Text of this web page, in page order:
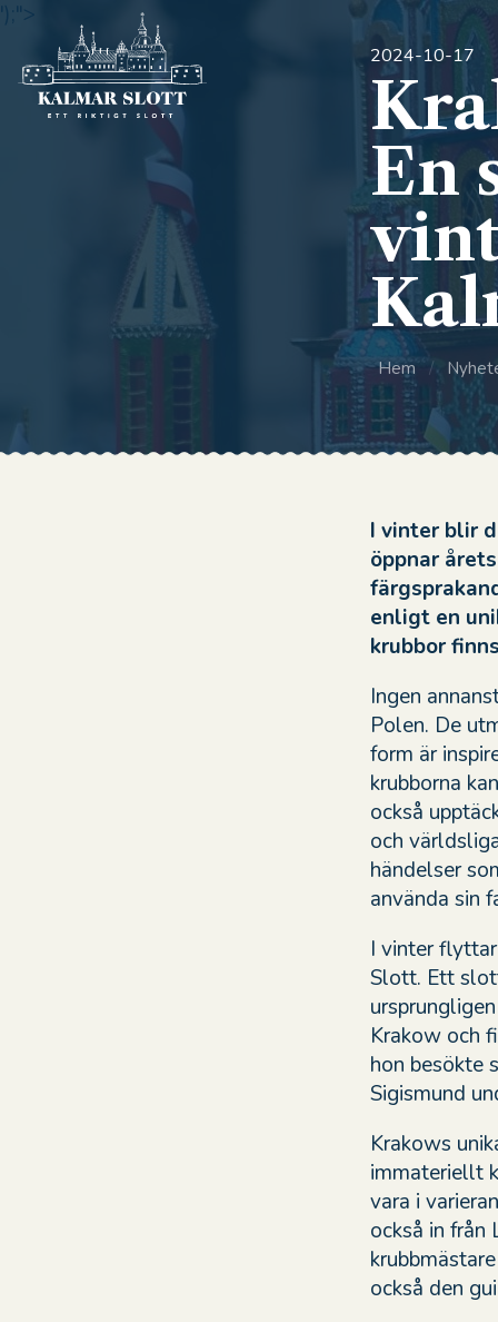
');">
2024-10-17
En
Hem /
I vinter blir
öppnar
enligt en
krubbor
Ingen
Polen. De
form är
krubborna
också
och
händelser
använda sin
I vinter
Slott. Ett
Krakow och
hon besökte
Sigismund
Krakows
immateriellt
vara i
också in från
också den